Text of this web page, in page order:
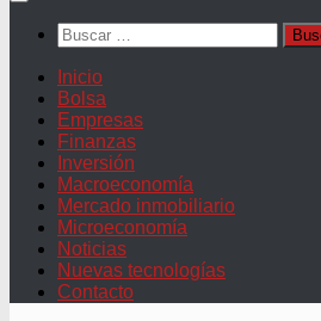
Buscar:
Inicio
Bolsa
Empresas
Finanzas
Inversión
Macroeconomía
Mercado inmobiliario
Microeconomía
Noticias
Nuevas tecnologías
Contacto